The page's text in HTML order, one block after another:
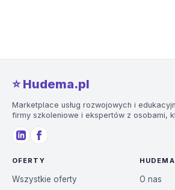
⭐️ Hudema.pl
Marketplace usług rozwojowych i
firmy szkoleniowe i ekspertów z osobami,
OFERTY
Wszystkie oferty
HUDEMA
O nas